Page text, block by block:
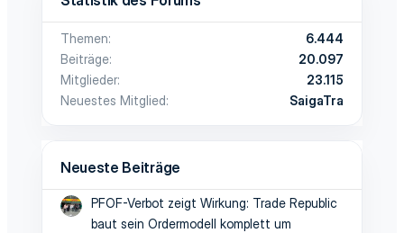
Themen
6.444
Beiträge
20.097
Mitglieder
23.115
Neuestes Mitglied
SaigaTra
Neueste Beiträge
PFOF-Verbot zeigt Wirkung: Trade Republic
baut sein Ordermodell komplett um